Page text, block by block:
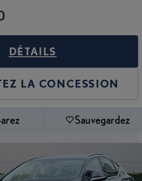
DÉTAILS
LA CONCESSION
Sauvegardez